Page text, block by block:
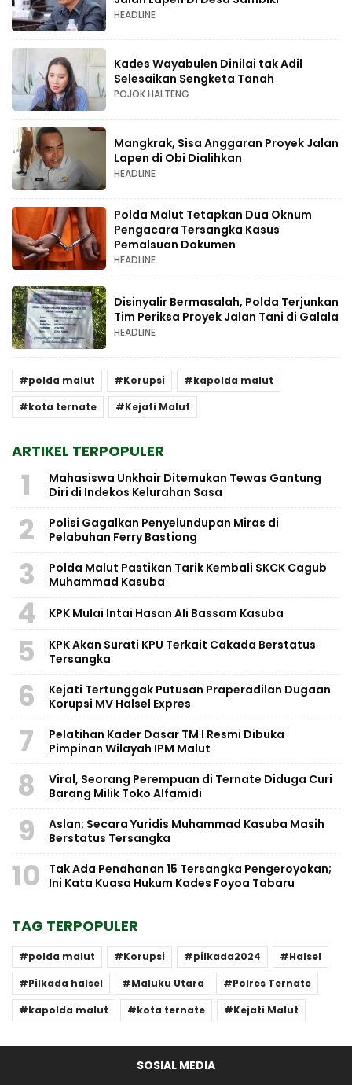
HEADLINE
Kades Wayabulen Dinilai tak Adil
Selesaikan Sengketa Tanah
POJOK HALTENG
Mangkrak, Sisa Anggaran Proyek Jalan
Lapen di Obi Dialihkan
HEADLINE
Polda Malut Tetapkan Dua Oknum
Pengacara Tersangka Kasus
Pemalsuan Dokumen
HEADLINE
Disinyalir Bermasalah, Polda Terjunkan
Tim Periksa Proyek Jalan Tani di Galala
HEADLINE
polda malut Korupsi
kapolda malut
kota ternate
Kejati Malut
ARTIKEL TERPOPULER
1
Mahasiswa Unkhair Ditemukan Tewas Gantung
Diri di Indekos Kelurahan Sasa
2
Polisi Gagalkan Penyelundupan Miras di
Pelabuhan Ferry Bastiong
3
Polda Malut Pastikan Tarik Kembali SKCK Cagub
Muhammad Kasuba
4 KPK Mulai Intai Hasan Ali Bassam Kasuba
5
KPK Akan Surati KPU Terkait Cakada Berstatus
Tersangka
6
Kejati Tertunggak Putusan Praperadilan Dugaan
Korupsi MV Halsel Expres
7
Pelatihan Kader Dasar TM I Resmi Dibuka
Pimpinan Wilayah IPM Malut
8
Viral, Seorang Perempuan di Ternate Diduga Curi
Barang Milik Toko Alfamidi
9
Aslan: Secara Yuridis Muhammad Kasuba Masih
Berstatus Tersangka
10
Tak Ada Penahanan 15 Tersangka Pengeroyokan;
Ini Kata Kuasa Hukum Kades Foyoa Tabaru
TAG TERPOPULER
polda malut Korupsi pilkada2024
Halsel
Pilkada halsel
Maluku Utara
Polres Ternate
kapolda malut
kota ternate Kejati Malut
SOSIAL MEDIA